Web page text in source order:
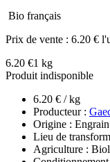
Bio français
Prix de vente : 6.20 €
6.20 €1 kg
Produit indisponible
6.20 € / kg
Producteur :
Origine :
Lieu de
Agriculture :